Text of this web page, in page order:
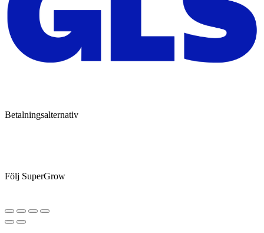
Betalningsalternativ
Följ SuperGrow